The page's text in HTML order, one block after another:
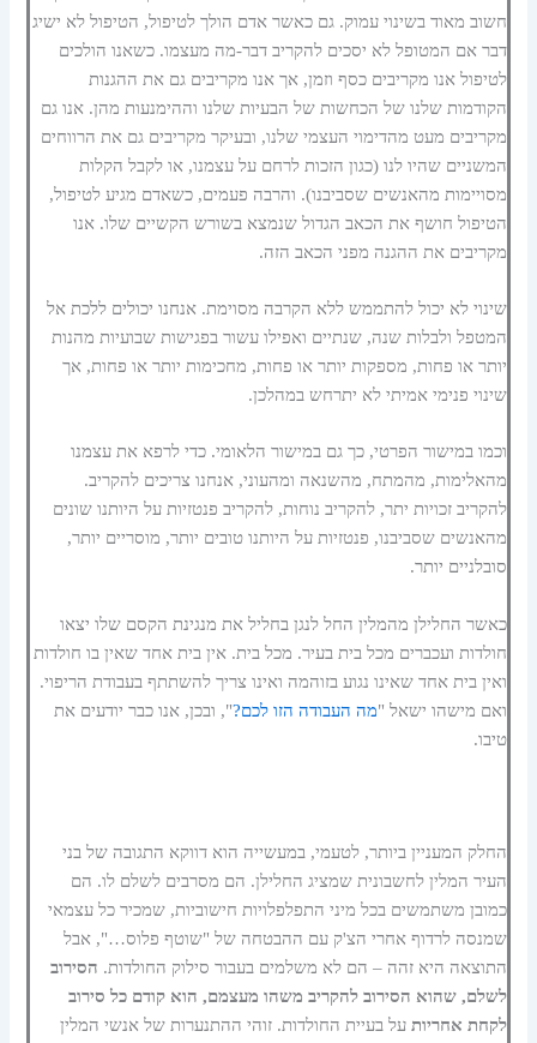
חשוב מאוד בשינוי עמוק. גם כאשר אדם הולך לטיפול, הטיפול לא ישיג
דבר אם המטופל לא יסכים להקריב דבר-מה מעצמו. כשאנו הולכים
לטיפול אנו מקריבים כסף וזמן, אך אנו מקריבים גם את ההגנות
הקודמות שלנו של הכחשות של הבעיות שלנו וההימנעות מהן. אנו גם
מקריבים מעט מהדימוי העצמי שלנו, ובעיקר מקריבים גם את הרווחים
המשניים שהיו לנו (כגון הזכות לרחם על עצמנו, או לקבל הקלות
מסויימות מהאנשים שסביבנו). והרבה פעמים, כשאדם מגיע לטיפול,
הטיפול חושף את הכאב הגדול שנמצא בשורש הקשיים שלו. אנו
מקריבים את ההגנה מפני הכאב הזה.
שינוי לא יכול להתממש ללא הקרבה מסוימת. אנחנו יכולים ללכת אל
המטפל ולבלות שנה, שנתיים ואפילו עשור בפגישות שבועיות מהנות
יותר או פחות, מספקות יותר או פחות, מחכימות יותר או פחות, אך
שינוי פנימי אמיתי לא יתרחש במהלכן.
וכמו במישור הפרטי, כך גם במישור הלאומי. כדי לרפא את עצמנו
מהאלימות, מהמתח, מהשנאה ומהעוני, אנחנו צריכים להקריב.
להקריב זכויות יתר, להקריב נוחות, להקריב פנטזיות על היותנו שונים
מהאנשים שסביבנו, פנטזיות על היותנו טובים יותר, מוסריים יותר,
סובלניים יותר.
כאשר החלילן מהמלין החל לנגן בחליל את מנגינת הקסם שלו יצאו
חולדות ועכברים מכל בית בעיר. מכל בית. אין בית אחד שאין בו חולדות
ואין בית אחד שאינו נגוע בזוהמה ואינו צריך להשתתף בעבודת הריפוי.
ואם מישהו ישאל "מה העבודה הזו לכם?", ובכן, אנו כבר יודעים את
טיבו.
החלק המעניין ביותר, לטעמי, במעשייה הוא דווקא התגובה של בני
העיר המלין לחשבונית שמציג החלילן. הם מסרבים לשלם לו. הם
כמובן משתמשים בכל מיני התפלפלויות חישוביות, שמכיר כל עצמאי
שמנסה לרדוף אחרי הצ'ק עם ההבטחה של "שוטף פלוס…", אבל
התוצאה היא זהה – הם לא משלמים בעבור סילוק החולדות. הסירוב
לשלם, שהוא הסירוב להקריב משהו מעצמם, הוא קודם כל סירוב
לקחת אחריות על בעיית החולדות. זוהי ההתנערות של אנשי המלין